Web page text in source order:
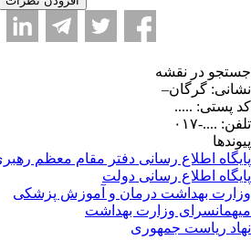
در نقشه
گرگان–
پستی: .....
....-۰۱۷
اطلاع رسانی دفتر مقام معظم رهبری
اطلاع رسانی دولت
بهداشت درمان و آموزش پزشکی
وزارت بهداشت
ریاست جمهوری